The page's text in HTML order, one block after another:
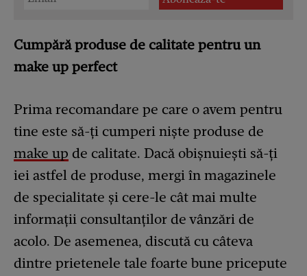
Cumpără produse de calitate pentru un
make up perfect
Prima recomandare pe care o avem pentru
tine este să-ți cumperi niște produse de
make up de calitate. Dacă obișnuiești să-ți
iei astfel de produse, mergi în magazinele
de specialitate și cere-le cât mai multe
informații consultanților de vânzări de
acolo. De asemenea, discută cu câteva
dintre prietenele tale foarte bune pricepute